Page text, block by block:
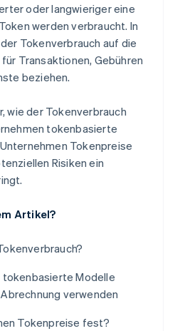
schwierig
dem System
Wege, Token
oder langwieriger eine
werden verbraucht. In
Tokenverbrauch auf die
Transaktionen, Gebühren
beziehen.
wie der Tokenverbrauch
tokenbasierte
Tokenpreise
Risiken ein
Artikel?
tokenbasierte Modelle
verwenden
Tokenpreise fest?